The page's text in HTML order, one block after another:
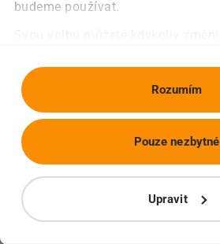
budeme používat.
Rozumím
Upravit
Pouze nezbytné